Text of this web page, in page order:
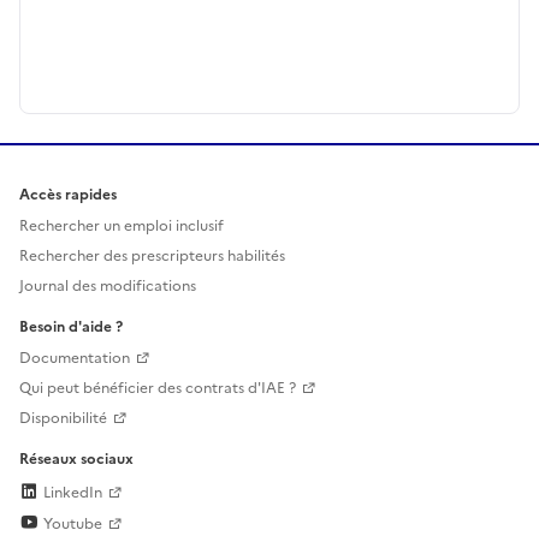
Accès rapides
Rechercher un emploi inclusif
Rechercher des prescripteurs habilités
Journal des modifications
Besoin d'aide ?
Documentation
Qui peut bénéficier des contrats d'IAE ?
Disponibilité
Réseaux sociaux
LinkedIn
Youtube